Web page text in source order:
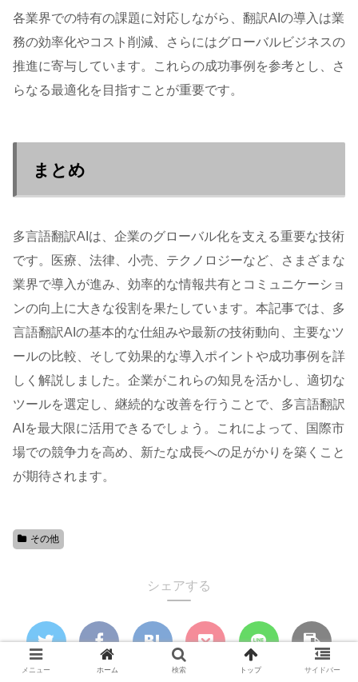
各業界での特有の課題に対応しながら、翻訳AIの導入は業
務の効率化やコスト削減、さらにはグローバルビジネスの
推進に寄与しています。これらの成功事例を参考とし、さ
らなる最適化を目指すことが重要です。
まとめ
多言語翻訳AIは、企業のグローバル化を支える重要な技術
です。医療、法律、小売、テクノロジーなど、さまざまな
業界で導入が進み、効率的な情報共有とコミュニケーショ
ンの向上に大きな役割を果たしています。本記事では、多
言語翻訳AIの基本的な仕組みや最新の技術動向、主要なツ
ールの比較、そして効果的な導入ポイントや成功事例を詳
しく解説しました。企業がこれらの知見を活かし、適切な
ツールを選定し、継続的な改善を行うことで、多言語翻訳
AIを最大限に活用できるでしょう。これによって、国際市
場での競争力を高め、新たな成長への足がかりを築くこと
が期待されます。
その他
シェアする
メニュー ホーム 検索 トップ サイドバー